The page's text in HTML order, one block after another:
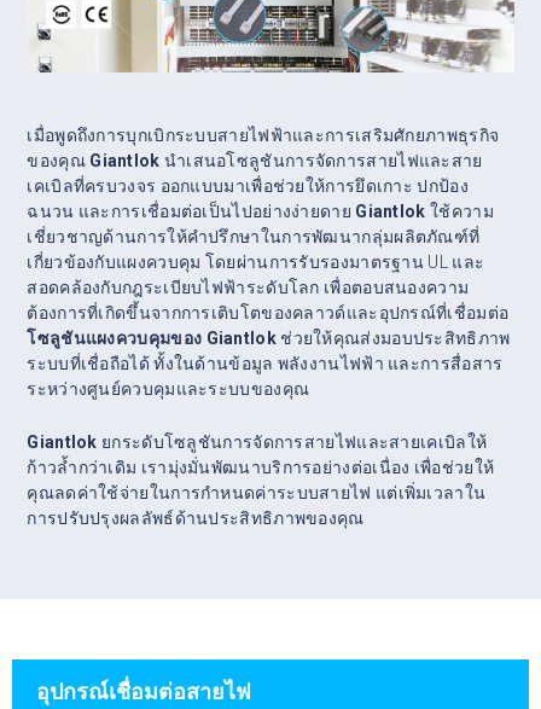
เมื่อพูดถึงการบุกเบิกระบบสายไฟฟ้าและการเสริมศักยภาพธุรกิจ
ของคุณ Giantlok นำเสนอโซลูชันการจัดการสายไฟและสาย
เคเบิลที่ครบวงจร ออกแบบมาเพื่อช่วยให้การยึดเกาะ ปกป้อง
ฉนวน และการเชื่อมต่อเป็นไปอย่างง่ายดาย Giantlok ใช้ความ
เชี่ยวชาญด้านการให้คำปรึกษาในการพัฒนากลุ่มผลิตภัณฑ์ที่
เกี่ยวข้องกับแผงควบคุม โดยผ่านการรับรองมาตรฐาน UL และ
สอดคล้องกับกฎระเบียบไฟฟ้าระดับโลก เพื่อตอบสนองความ
ต้องการที่เกิดขึ้นจากการเติบโตของคลาวด์และอุปกรณ์ที่เชื่อมต่อ
โซลูชันแผงควบคุมของ Giantlokช่วยให้คุณส่งมอบประสิทธิภาพ
ระบบที่เชื่อถือได้ ทั้งในด้านข้อมูล พลังงานไฟฟ้า และการสื่อสาร
ระหว่างศูนย์ควบคุมและระบบของคุณ
Giantlok ยกระดับโซลูชันการจัดการสายไฟและสายเคเบิลให้
ก้าวล้ำกว่าเดิม เรามุ่งมั่นพัฒนาบริการอย่างต่อเนื่อง เพื่อช่วยให้
คุณลดค่าใช้จ่ายในการกำหนดค่าระบบสายไฟ แต่เพิ่มเวลาใน
การปรับปรุงผลลัพธ์ด้านประสิทธิภาพของคุณ
อุปกรณ์เชื่อมต่อสายไฟ